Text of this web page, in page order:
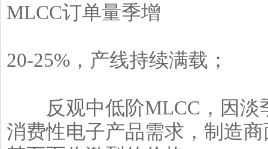
MLCC订单量季增
20-25%，产线持续满载；
反观中低阶MLCC，因淡
消费性电子产品需求，制造